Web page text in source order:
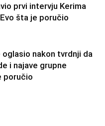
prvi intervju Kerima
šta je poručio
oglasio nakon tvrdnji da
i najave grupne
poručio